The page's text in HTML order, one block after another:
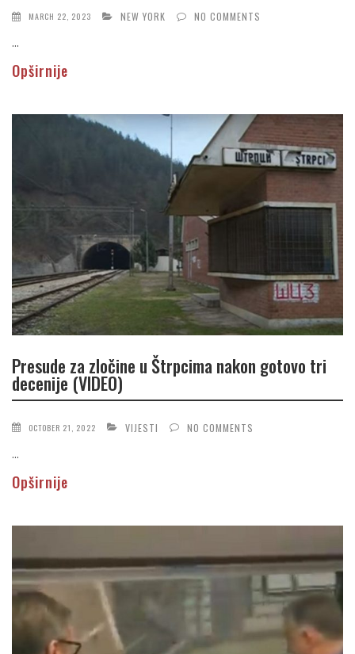
MARCH 22, 2023 NEW YORK NO COMMENTS
...
Opširnije
Presude za zločine u Štrpcima nakon gotovo tri
decenije (VIDEO)
OCTOBER 21, 2022 VIJESTI NO COMMENTS
...
Opširnije